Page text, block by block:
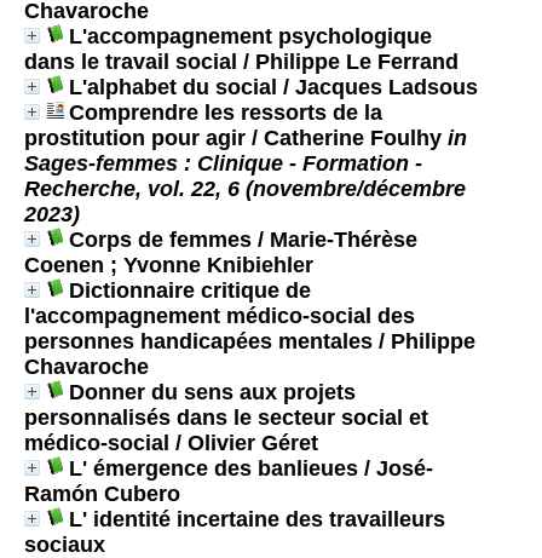
Chavaroche
L'accompagnement psychologique
dans le travail social / Philippe Le Ferrand
L'alphabet du social / Jacques Ladsous
Comprendre les ressorts de la
prostitution pour agir / Catherine Foulhy in
Sages-femmes : Clinique - Formation -
Recherche, vol. 22, 6 (novembre/décembre
2023)
Corps de femmes / Marie-Thérèse
Coenen ; Yvonne Knibiehler
Dictionnaire critique de
l'accompagnement médico-social des
personnes handicapées mentales / Philippe
Chavaroche
Donner du sens aux projets
personnalisés dans le secteur social et
médico-social / Olivier Géret
L' émergence des banlieues / José-
Ramón Cubero
L' identité incertaine des travailleurs
sociaux